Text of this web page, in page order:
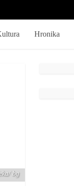
Hronika
bg